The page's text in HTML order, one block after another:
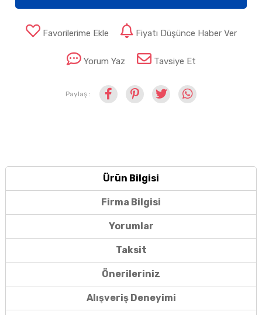
Favorilerime Ekle Fiyatı Düşünce Haber Ver
Yorum Yaz Tavsiye Et
Paylaş :
Ürün Bilgisi
Firma Bilgisi
Yorumlar
Taksit
Önerileriniz
Alışveriş Deneyimi